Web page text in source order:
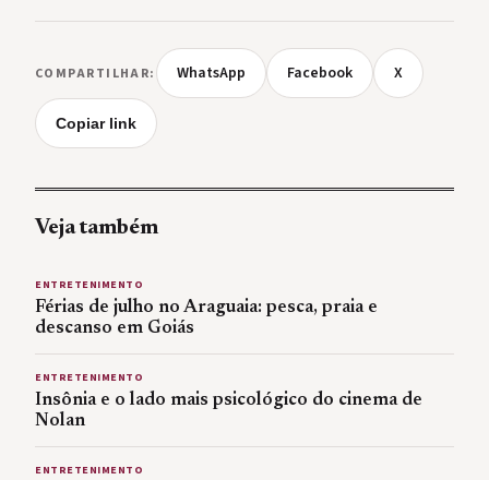
COMPARTILHAR: WhatsApp Facebook X
Copiar link
Veja também
ENTRETENIMENTO
Férias de julho no Araguaia: pesca, praia e
descanso em Goiás
ENTRETENIMENTO
Insônia e o lado mais psicológico do cinema de
Nolan
ENTRETENIMENTO